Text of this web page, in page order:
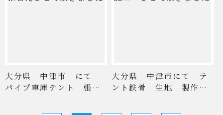
大分県 中津市 にて
パイプ車庫テント 張替
大分県 中津市にて テ
ント鉄骨 生地 製作施